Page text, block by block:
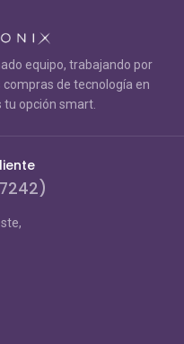
equipo, trabajando por
de tecnología en
opción smart.